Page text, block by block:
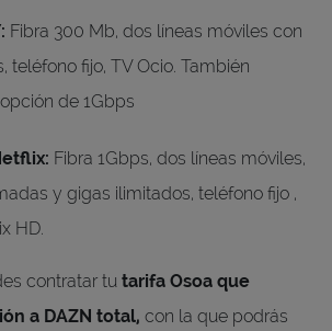
Fibra 300 Mb, dos líneas móviles con
teléfono fijo, TV Ocio. También
de 1Gbps
Fibra 1Gbps, dos líneas móviles,
y gigas ilimitados, teléfono fijo ,
HD.
contratar tu tarifa Osoa que
a DAZN total, con la que podrás